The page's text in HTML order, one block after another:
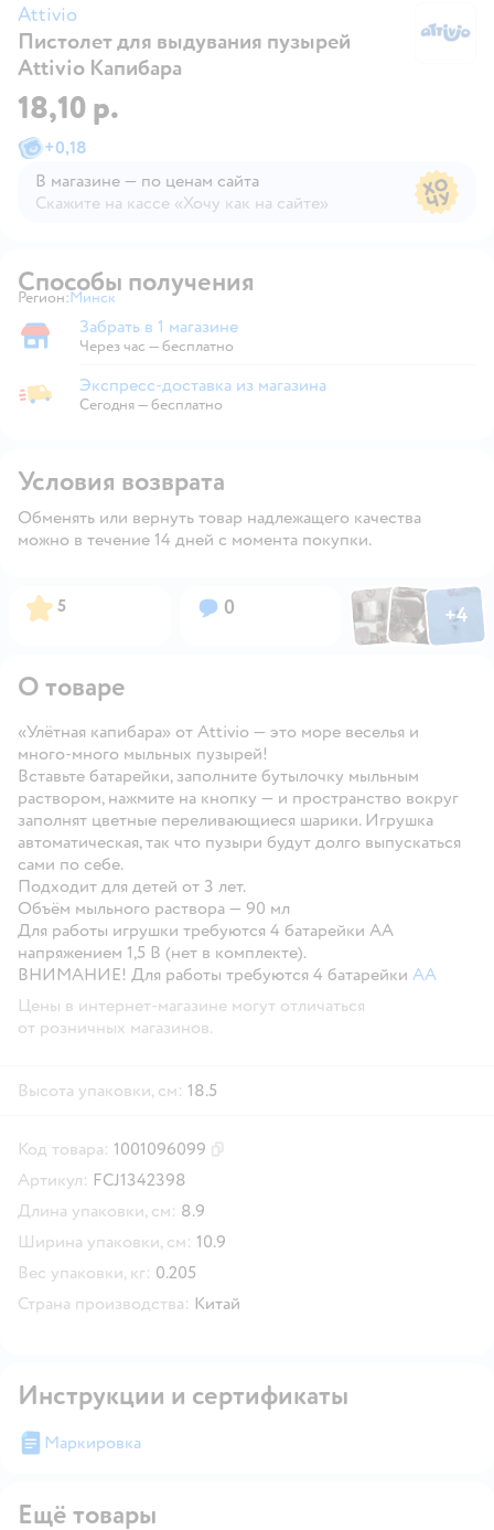
Attivio
Пистолет для выдувания пузырей
Attivio Капибара
18,10 р.
+0,18
В магазине — по ценам сайта
Скажите на кассе «Хочу как на сайте»
Способы получения
Регион: Выбор адреса доставки.
Минск
Забрать в магазине
Забрать в 1 магазине
Через час — бесплатно
Экспресс-доставка из магазина
Экспресс-доставка из магазина
Сегодня—бесплатно
Условия возврата
Обменять или вернуть товар надлежащего качества
можно в течение 14 дней с момента покупки.
Рейтинг:
5 Вопросов:
0 ФотоФотоФото
+4
Открыть
О товаре
«Улётная капибара» от Attivio — это море веселья и
много-много мыльных пузырей!
Вставьте батарейки, заполните бутылочку мыльным
раствором, нажмите на кнопку — и пространство вокруг
заполнят цветные переливающиеся шарики. Игрушка
автоматическая, так что пузыри будут долго выпускаться
сами по себе.
Подходит для детей от 3 лет.
Объём мыльного раствора — 90 мл
Для работы игрушки требуются 4 батарейки АА
напряжением 1,5 В (нет в комплекте).
ВНИМАНИЕ! Для работы требуются 4 батарейки AA
Цены в интернет-магазине могут отличаться
от розничных магазинов.
Высота упаковки, см: 18.5
Код товара: 1001096099
Артикул: FCJ1342398
Длина упаковки, см: 8.9
Ширина упаковки, см: 10.9
Вес упаковки, кг: 0.205
Страна производства: Китай
Инструкции и сертификаты
Маркировка
Ещё товары